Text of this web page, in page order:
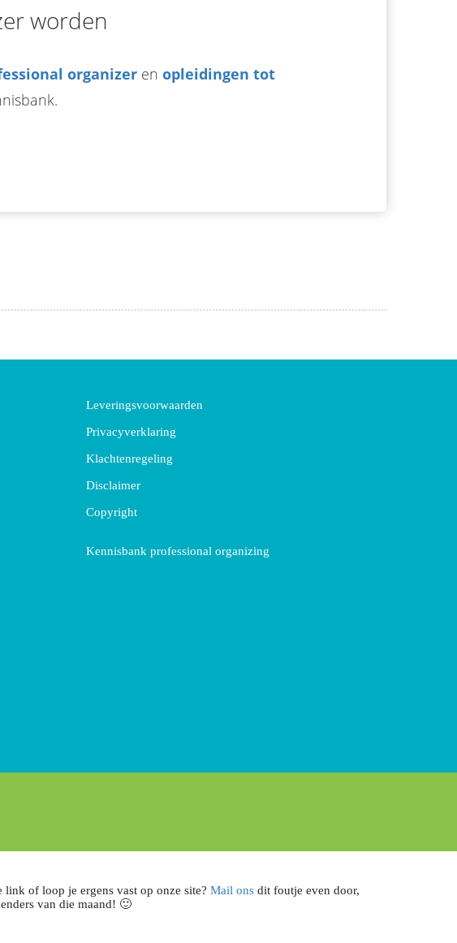
worden
organizeren opleidingen tot
Leveringsvoorwaarden
Privacyverklaring
Klachtenregeling
Disclaimer
Copyright
Kennisbank professional organizing
of loop je ergens vast op onze site? Mail ons dit foutje even door,
van die maand! 🙂